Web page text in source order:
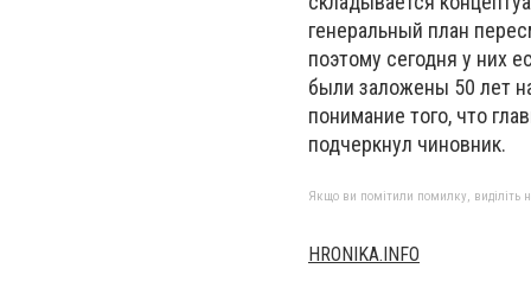
генеральный план
поэтому сегодня у них
были заложены 50 лет
понимание того, что
подчеркнул чиновник.
Якщо ви помітили помилку, виділіть
HRONIKA.INFO